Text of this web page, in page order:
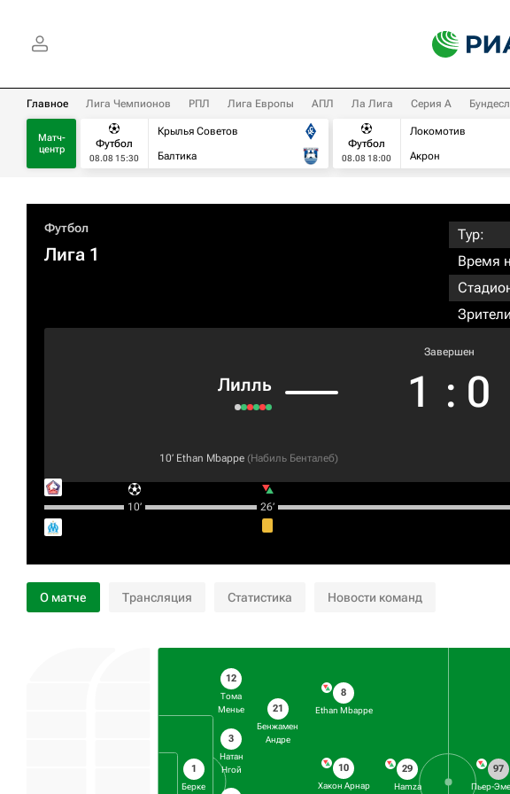
Главное Лига Чемпионов РПЛ Лига Европы АПЛ Ла Лига Серия А
Матч-
центр
Футбол
08.08 15:30
Крылья Советов
Балтика
Футбол
08.08 18:00
Локомотив
Акрон
Футбол
Лига 1
Тур:
Время
Лилль
Завершен
1 : 0
10‎’‎ Ethan Mbappe (Набиль Бенталеб)
10‎’‎ 26‎’‎
О матче Трансляция Статистика Новости команд
1
Берке
12
Тома
Менье
3
Натан
Нгой
21
Бенжамен
Андре
8
Ethan Mbappe
10
Хакон Арнар
29
Hamza
97
Пьер-